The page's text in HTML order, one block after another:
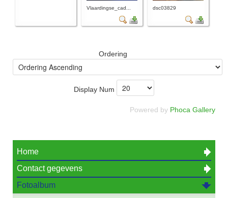
Vlaardingse_cad... dsc03829
Ordering
Display Num
Powered by Phoca Gallery
Home
Contact gegevens
Fotoalbum